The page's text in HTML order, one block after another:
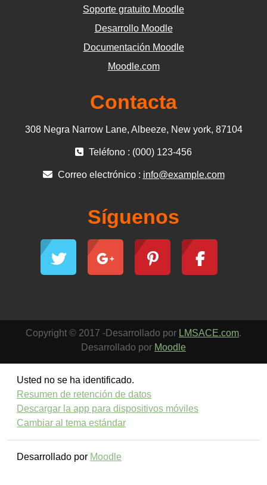
Soporte gratuito Moodle
Desarrollo Moodle
Documentación Moodle
Moodle.com
Contacta
308 Negra Narrow Lane, Albeeze, New york, 87104
Teléfono : (000) 123-456
Correo electrónico : info@example.com
Síguenos
Copyright © 2017 -Desarrollado por LMSACE.com.
Desarrollado por Moodle
Usted no se ha identificado.
Resumen de retención de datos
Descargar la app para dispositivos móviles
Cambiar al tema estándar
Desarrollado por Moodle